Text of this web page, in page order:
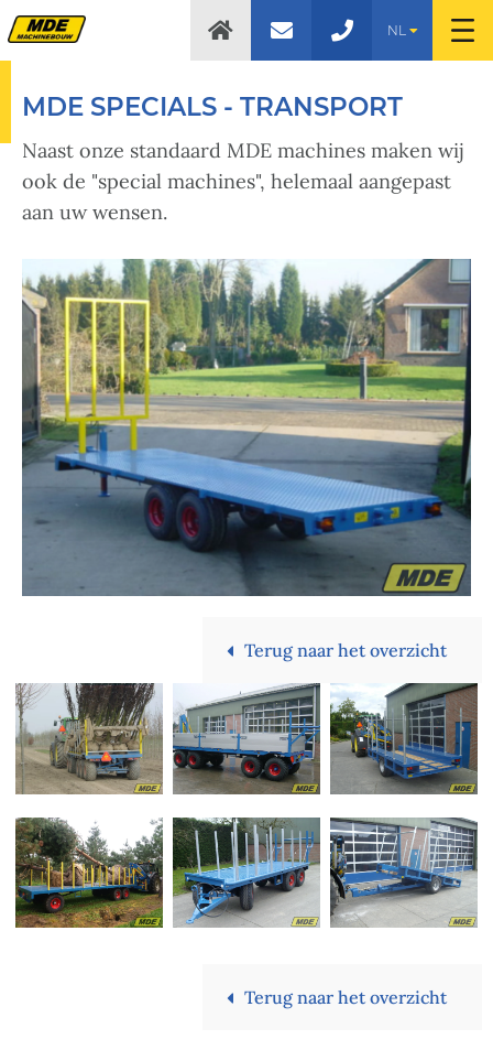
NL
MDE SPECIALS - TRANSPORT
Naast onze standaard MDE machines maken wij
ook de "special machines", helemaal aangepast
aan uw wensen.
Terug naar het overzicht
Terug naar het overzicht